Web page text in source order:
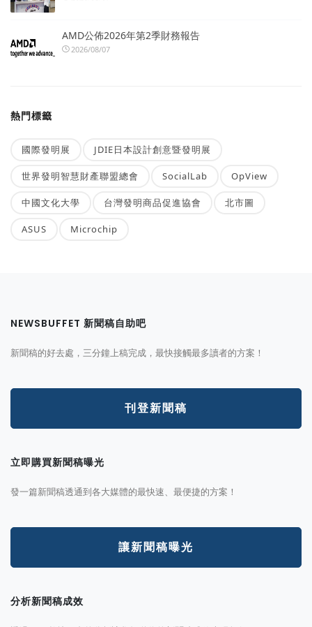
AMD公佈2026年第2季財務報告
2026/08/07
熱門標籤
國際發明展 JDIE日本設計創意暨發明展
世界發明智慧財產聯盟總會 SocialLab OpView
中國文化大學 台灣發明商品促進協會 北市圖
ASUS Microchip
NEWSBUFFET 新聞稿自助吧
新聞稿的好去處，三分鐘上稿完成，最快接觸最多讀者的方案！
刊登新聞稿
立即購買新聞稿曝光
發一篇新聞稿透通到各大媒體的最快速、最便捷的方案！
讓新聞稿曝光
分析新聞稿成效